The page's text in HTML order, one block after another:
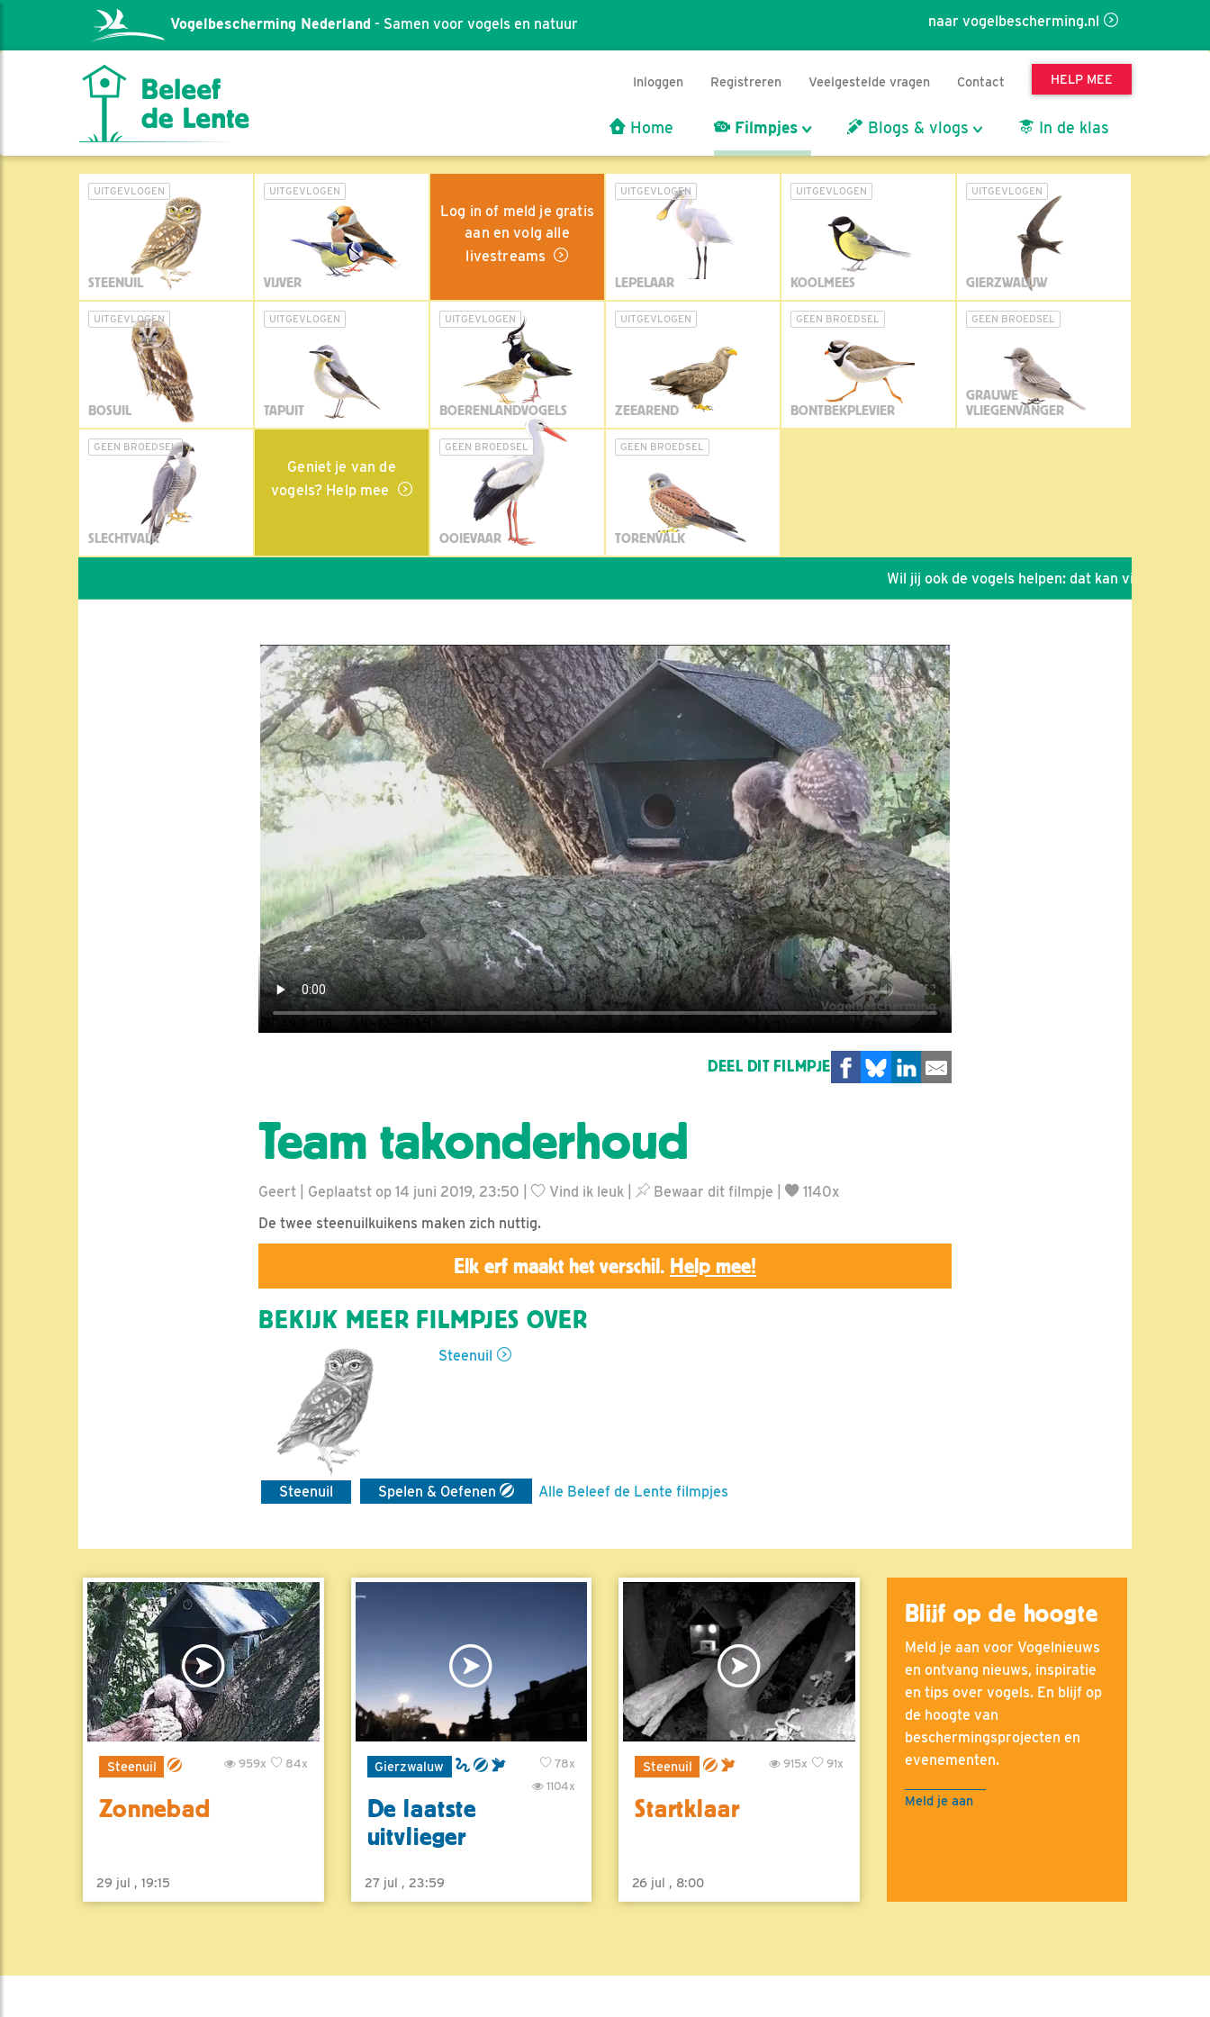
naar vogelbescherming.nl
Vogelbescherming Nederland - Samen voor vogels en natuur
Inloggen Registreren Veelgestelde vragen Contact HELP MEE
Home Filmpjes Blogs & vlogs In de klas
UITGEVLOGEN
STEENUIL
UITGEVLOGEN
VIJVER
Log in of meld je gratis
aan en volg alle
livestreams
UITGEVLOGEN
LEPELAAR
UITGEVLOGEN
KOOLMEES
UITGEVLOGEN
GIERZWALUW
UITGEVLOGEN
BOSUIL
UITGEVLOGEN
TAPUIT
UITGEVLOGEN
BOERENLANDVOGELS
UITGEVLOGEN
ZEEAREND
GEEN BROEDSEL
BONTBEKPLEVIER
GEEN BROEDSEL
GRAUWE
VLIEGENVANGER
GEEN BROEDSEL
SLECHTVALK
Geniet je van de
vogels? Help mee
GEEN BROEDSEL
OOIEVAAR
GEEN BROEDSEL
TORENVALK
Wil jij ook de vogels helpen: dat kan via de link!
DEEL DIT FILMPJE
Team takonderhoud
Geert | Geplaatst op 14 juni 2019, 23:50 | Vind ik leuk Bewaar dit filmpje
1140x
De twee steenuilkuikens maken zich nuttig.
Elk erf maakt het verschil. Help mee!
BEKIJK MEER FILMPJES OVER
Steenuil
Steenuil Spelen & Oefenen Alle Beleef de Lente filmpjes
Steenuil 84x
959x
Zonnebad
29 jul , 19:15
Gierzwaluw
78x
1104x
De laatste
uitvlieger
27 jul , 23:59
Steenuil 91x
915x
Startklaar
26 jul , 8:00
Blijf op de hoogte
Meld je aan voor Vogelnieuws
en ontvang nieuws, inspiratie
en tips over vogels. En blijf op
de hoogte van
beschermingsprojecten en
evenementen.
Meld je aan